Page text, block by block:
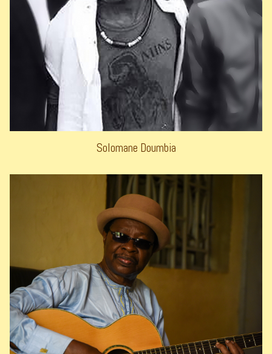
Solomane Doumbia